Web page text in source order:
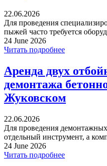
22.06.2026
Для проведения
пыжей часто требуется
24 June 2026
Читать подробнее
Аренда двух
демонтажа
Жуковском
22.06.2026
Для проведения демонтажных
отдельный инструмент, а
24 June 2026
Читать подробнее